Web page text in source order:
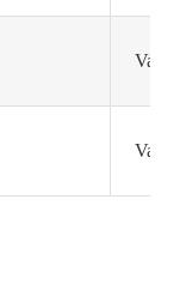
Vaak
Vaak